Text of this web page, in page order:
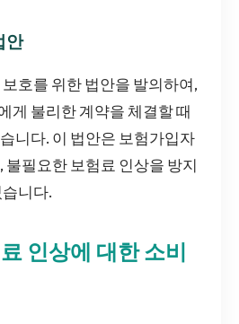
안
호를 위한 법안을 발의하여,
게 불리한 계약을 체결할 때
니다. 이 법안은 보험가입자
불필요한 보험료 인상을 방지
니다.
인상에 대한 소비